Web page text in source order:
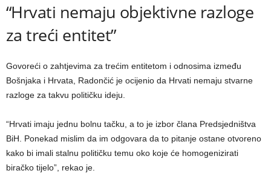
“Hrvati nemaju objektivne razloge
za treći entitet”
Govoreći o zahtjevima za trećim entitetom i odnosima između
Bošnjaka i Hrvata, Radončić je ocijenio da Hrvati nemaju stvarne
razloge za takvu političku ideju.
“Hrvati imaju jednu bolnu tačku, a to je izbor člana Predsjedništva
BiH. Ponekad mislim da im odgovara da to pitanje ostane otvoreno
kako bi imali stalnu političku temu oko koje će homogenizirati
biračko tijelo”, rekao je.